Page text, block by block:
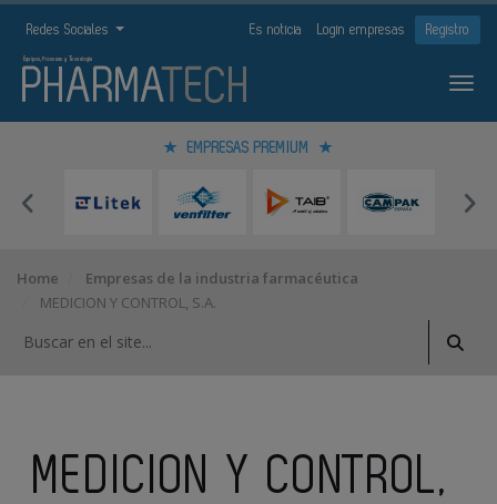
Redes Sociales Es noticia Login empresas Registro
EMPRESAS PREMIUM
Home
Empresas de la industria farmacéutica
MEDICION Y CONTROL, S.A.
MEDICION Y CONTROL,